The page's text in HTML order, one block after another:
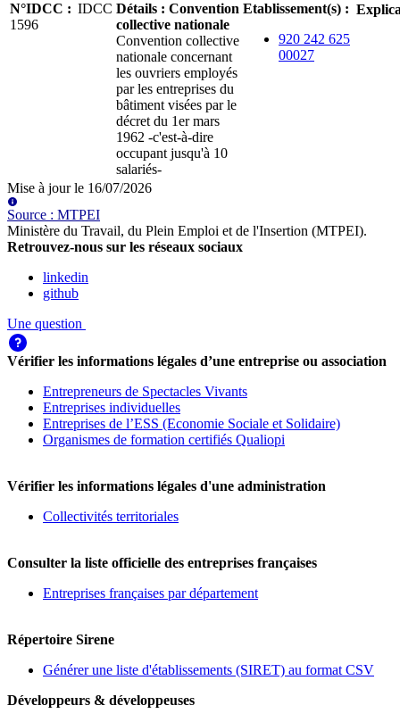
N°IDCC : IDCC
1596
Détails : Convention
collective nationale
Convention collective
nationale concernant
les ouvriers employés
par les entreprises du
bâtiment visées par le
décret du 1er mars
1962 -c'est-à-dire
occupant jusqu'à 10
salariés-
Etablissement(s) :
920 242 625
00027
Mise à jour le 16/07/2026
Source : MTPEI
Ministère du Travail, du Plein Emploi et de l'Insertion (MTPEI).
Retrouvez-nous sur les réseaux sociaux
linkedin
github
Une question
Vérifier les informations légales d’une entreprise ou association
Entrepreneurs de Spectacles Vivants
Entreprises individuelles
Entreprises de l’ESS (Economie Sociale et Solidaire)
Organismes de formation certifiés Qualiopi
Vérifier les informations légales d'une administration
Collectivités territoriales
Consulter la liste officielle des entreprises françaises
Entreprises françaises par département
Répertoire Sirene
Générer une liste d'établissements (SIRET) au format CSV
Développeurs & développeuses